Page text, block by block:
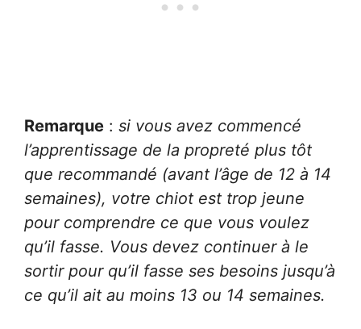
Remarque : si vous avez commencé
l’apprentissage de la propreté plus tôt
que recommandé (avant l’âge de 12 à 14
semaines), votre chiot est trop jeune
pour comprendre ce que vous voulez
qu’il fasse. Vous devez continuer à le
sortir pour qu’il fasse ses besoins jusqu’à
ce qu’il ait au moins 13 ou 14 semaines.